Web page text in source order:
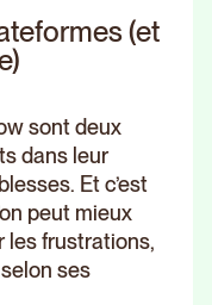
(et
sont deux
dans leur
Et c’est
peut mieux
les frustrations,
ses